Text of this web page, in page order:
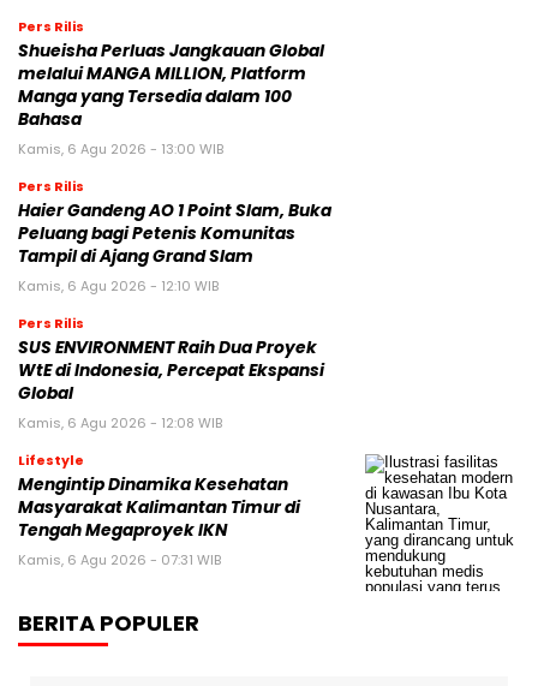
Pers Rilis
Shueisha Perluas Jangkauan Global
melalui MANGA MILLION, Platform
Manga yang Tersedia dalam 100
Bahasa
Kamis, 6 Agu 2026 - 13:00 WIB
Pers Rilis
Haier Gandeng AO 1 Point Slam, Buka
Peluang bagi Petenis Komunitas
Tampil di Ajang Grand Slam
Kamis, 6 Agu 2026 - 12:10 WIB
Pers Rilis
SUS ENVIRONMENT Raih Dua Proyek
WtE di Indonesia, Percepat Ekspansi
Global
Kamis, 6 Agu 2026 - 12:08 WIB
Lifestyle
Mengintip Dinamika Kesehatan
Masyarakat Kalimantan Timur di
Tengah Megaproyek IKN
Kamis, 6 Agu 2026 - 07:31 WIB
BERITA POPULER